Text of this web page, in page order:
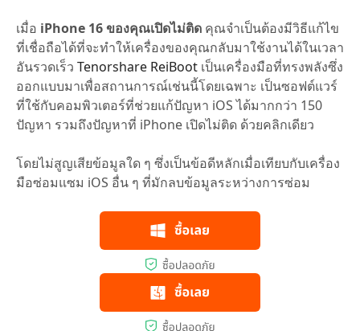
เมื่อ iPhone 16 ของคุณเปิดไม่ติด คุณจำเป็นต้องมีวิธีแก้ไข
ที่เชื่อถือได้ที่จะทำให้เครื่องของคุณกลับมาใช้งานได้ในเวลา
อันรวดเร็ว Tenorshare ReiBoot เป็นเครื่องมือที่ทรงพลังซึ่ง
ออกแบบมาเพื่อสถานการณ์เช่นนี้โดยเฉพาะ เป็นซอฟต์แวร์
ที่ใช้กับคอมพิวเตอร์ที่ช่วยแก้ปัญหา iOS ได้มากกว่า 150
ปัญหา รวมถึงปัญหาที่ iPhone เปิดไม่ติด ด้วยคลิกเดียว
โดยไม่สูญเสียข้อมูลใด ๆ ซึ่งเป็นข้อดีหลักเมื่อเทียบกับเครื่อง
มือซ่อมแซม iOS อื่น ๆ ที่มักลบข้อมูลระหว่างการซ่อม